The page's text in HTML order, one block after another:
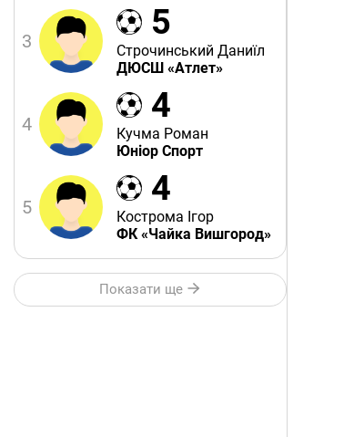
3 5
Строчинський Даниїл
ДЮСШ «Атлет»
4 4
Кучма Роман
Юніор Спорт
5 4
Кострома Ігор
ФК «Чайка Вишгород»
Показати ще